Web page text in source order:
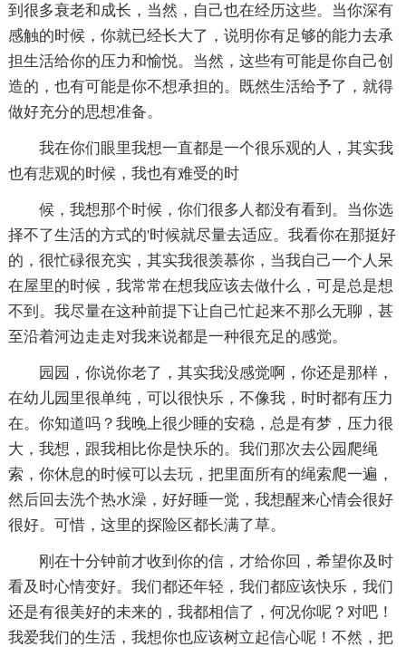
到很多衰老和成长，当然，自己也在经历这些。当你深有
感触的时候，你就已经长大了，说明你有足够的能力去承
担生活给你的压力和愉悦。当然，这些有可能是你自己创
造的，也有可能是你不想承担的。既然生活给予了，就得
做好充分的思想准备。
我在你们眼里我想一直都是一个很乐观的人，其实我
也有悲观的时候，我也有难受的时
候，我想那个时候，你们很多人都没有看到。当你选
择不了生活的方式的'时候就尽量去适应。我看你在那挺好
的，很忙碌很充实，其实我很羡慕你，当我自己一个人呆
在屋里的时候，我常常在想我应该去做什么，可是总是想
不到。我尽量在这种前提下让自己忙起来不那么无聊，甚
至沿着河边走走对我来说都是一种很充足的感觉。
园园，你说你老了，其实我没感觉啊，你还是那样，
在幼儿园里很单纯，可以很快乐，不像我，时时都有压力
在。你知道吗？我晚上很少睡的安稳，总是有梦，压力很
大，我想，跟我相比你是快乐的。我们那次去公园爬绳
索，你休息的时候可以去玩，把里面所有的绳索爬一遍，
然后回去洗个热水澡，好好睡一觉，我想醒来心情会很好
很好。可惜，这里的探险区都长满了草。
刚在十分钟前才收到你的信，才给你回，希望你及时
看及时心情变好。我们都还年轻，我们都应该快乐，我们
还是有很美好的未来的，我都相信了，何况你呢？对吧！
我爱我们的生活，我想你也应该树立起信心呢！不然，把